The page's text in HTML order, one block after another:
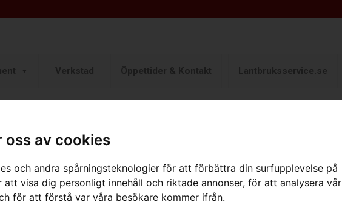
oss av cookies
och andra spårningsteknologier för att förbättra din surfupplevelse på
visa dig personligt innehåll och riktade annonser, för att analysera vår
för att förstå var våra besökare kommer ifrån.
Verkstad Öppettider & Kontakt Lantbruksservice.se